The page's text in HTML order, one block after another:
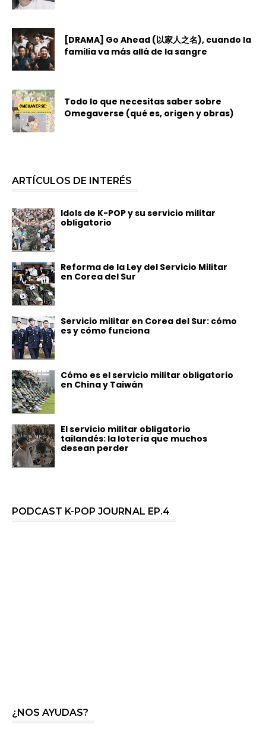
[DRAMA] Go Ahead (以家人之名), cuando la
familia va más allá de la sangre
Todo lo que necesitas saber sobre
Omegaverse (qué es, origen y obras)
ARTÍCULOS DE INTERÉS
Idols de K-POP y su servicio militar
obligatorio
Reforma de la Ley del Servicio Militar
en Corea del Sur
Servicio militar en Corea del Sur: cómo
es y cómo funciona
Cómo es el servicio militar obligatorio
en China y Taiwán
El servicio militar obligatorio
tailandés: la lotería que muchos
desean perder
PODCAST K-POP JOURNAL EP.4
¿NOS AYUDAS?